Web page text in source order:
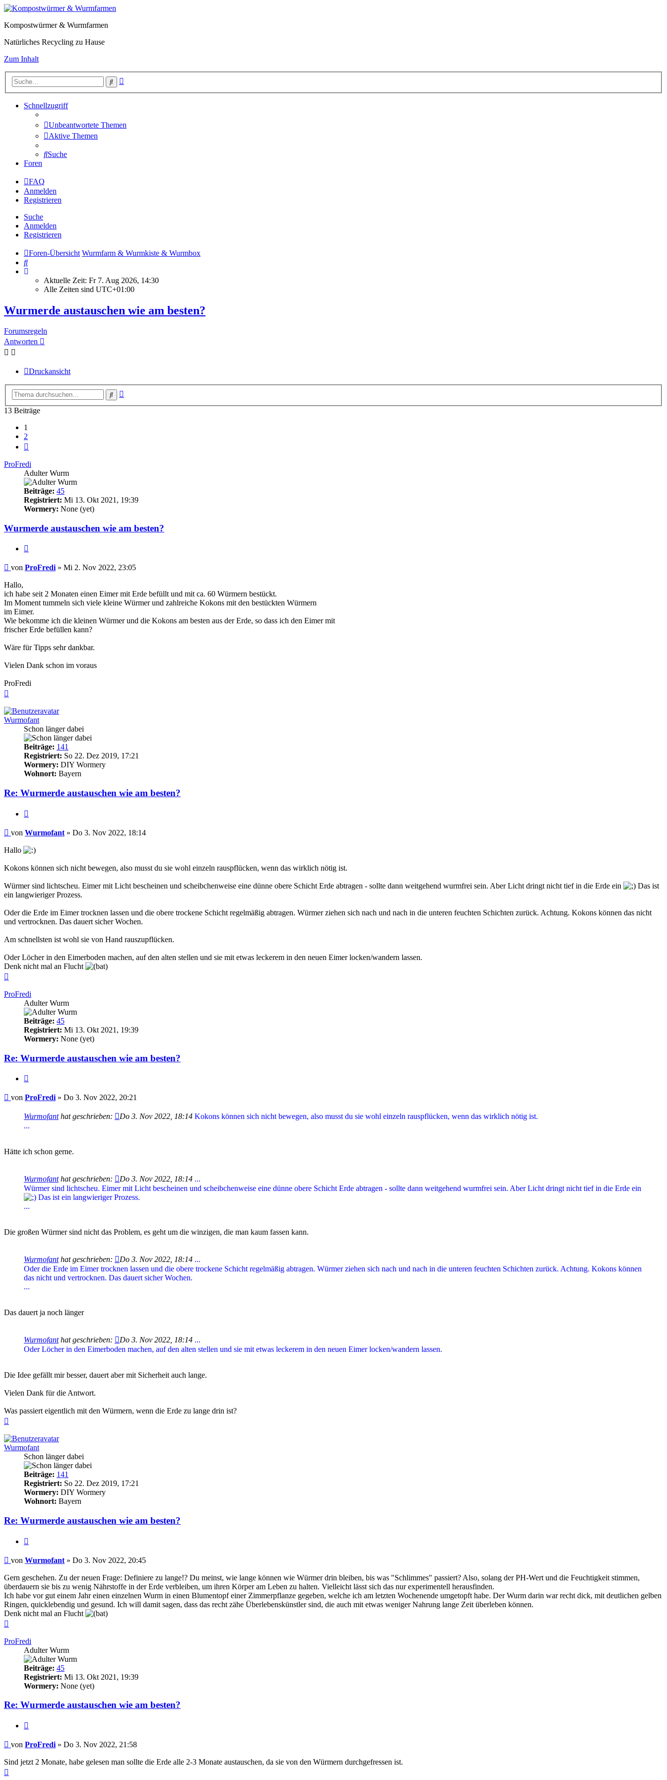
Kompostwürmer & Wurmfarmen
Natürliches Recycling zu Hause
Zum Inhalt
Suche
Schnellzugriff
Unbeantwortete Themen
Aktive Themen
Suche
Foren
FAQ
Anmelden
Registrieren
Suche
Anmelden
Registrieren
Foren-Übersicht Wurmfarm & Wurmkiste & Wurmbox
Suche
Aktuelle Zeit: Fr 7. Aug 2026, 14:30
Alle Zeiten sind UTC+01:00
Wurmerde austauschen wie am besten?
Forumsregeln
Antworten
Druckansicht
Suche
13 Beiträge
1
2
ProFredi
Adulter Wurm
Beiträge: 45
Registriert: Mi 13. Okt 2021, 19:39
Wormery: None (yet)
Wurmerde austauschen wie am besten?
Beitrag
von ProFredi» Mi 2. Nov 2022, 23:05
Hallo,
ich habe seit 2 Monaten einen Eimer mit Erde befüllt und mit ca. 60 Würmern bestückt.
Im Moment tummeln sich viele kleine Würmer und zahlreiche Kokons mit den bestückten Würmern
im Eimer.
Wie bekomme ich die kleinen Würmer und die Kokons am besten aus der Erde, so dass ich den Eimer mit
frischer Erde befüllen kann?
Wäre für Tipps sehr dankbar.
Vielen Dank schon im voraus
ProFredi
Wurmofant
Schon länger dabei
Beiträge: 141
Registriert: So 22. Dez 2019, 17:21
Wormery: DIY Wormery
Wohnort: Bayern
Re: Wurmerde austauschen wie am besten?
Beitrag
von Wurmofant » Do 3. Nov 2022, 18:14
Hallo
Kokons können sich nicht bewegen, also musst du sie wohl einzeln rauspflücken, wenn das wirklich nötig ist.
Würmer sind lichtscheu. Eimer mit Licht bescheinen und scheibchenweise eine dünne obere Schicht Erde abtragen - sollte dann weitgehend wurmfrei sein. Aber Licht dringt nicht tief in die Erde ein
Das ist
ein langwieriger Prozess.
Oder die Erde im Eimer trocknen lassen und die obere trockene Schicht regelmäßig abtragen. Würmer ziehen sich nach und nach in die unteren feuchten Schichten zurück. Achtung. Kokons können das nicht
und vertrocknen. Das dauert sicher Wochen.
Am schnellsten ist wohl sie von Hand rauszupflücken.
Oder Löcher in den Eimerboden machen, auf den alten stellen und sie mit etwas leckerem in den neuen Eimer locken/wandern lassen.
Denk nicht mal an Flucht
ProFredi
Adulter Wurm
Beiträge: 45
Registriert: Mi 13. Okt 2021, 19:39
Wormery: None (yet)
Re: Wurmerde austauschen wie am besten?
Beitrag
von ProFredi » Do 3. Nov 2022, 20:21
Wurmofanthat geschrieben: Do 3. Nov 2022, 18:14 Kokons können sich nicht bewegen, also musst du sie wohl einzeln rauspflücken, wenn das wirklich nötig ist.
...
Hätte ich schon gerne.
Wurmofanthat geschrieben: Do 3. Nov 2022, 18:14 ...
Würmer sind lichtscheu. Eimer mit Licht bescheinen und scheibchenweise eine dünne obere Schicht Erde abtragen - sollte dann weitgehend wurmfrei sein. Aber Licht dringt nicht tief in die Erde ein
Das ist ein langwieriger Prozess.
...
Die großen Würmer sind nicht das Problem, es geht um die winzigen, die man kaum fassen kann.
Wurmofanthat geschrieben: Do 3. Nov 2022, 18:14 ...
Oder die Erde im Eimer trocknen lassen und die obere trockene Schicht regelmäßig abtragen. Würmer ziehen sich nach und nach in die unteren feuchten Schichten zurück. Achtung. Kokons können
das nicht und vertrocknen. Das dauert sicher Wochen.
...
Das dauert ja noch länger
Wurmofanthat geschrieben: Do 3. Nov 2022, 18:14 ...
Oder Löcher in den Eimerboden machen, auf den alten stellen und sie mit etwas leckerem in den neuen Eimer locken/wandern lassen.
Die Idee gefällt mir besser, dauert aber mit Sicherheit auch lange.
Vielen Dank für die Antwort.
Was passiert eigentlich mit den Würmern, wenn die Erde zu lange drin ist?
Wurmofant
Schon länger dabei
Beiträge: 141
Registriert: So 22. Dez 2019, 17:21
Wormery: DIY Wormery
Wohnort: Bayern
Re: Wurmerde austauschen wie am besten?
Beitrag
von Wurmofant » Do 3. Nov 2022, 20:45
Gern geschehen. Zu der neuen Frage: Definiere zu lange!? Du meinst, wie lange können wie Würmer drin bleiben, bis was "Schlimmes" passiert? Also, solang der PH-Wert und die Feuchtigkeit stimmen,
überdauern sie bis zu wenig Nährstoffe in der Erde verbleiben, um ihren Körper am Leben zu halten. Vielleicht lässt sich das nur experimentell herausfinden.
Ich habe vor gut einem Jahr einen einzelnen Wurm in einen Blumentopf einer Zimmerpflanze gegeben, welche ich am letzten Wochenende umgetopft habe. Der Wurm darin war recht dick, mit deutlichen gelben
Ringen, quicklebendig und gesund. Ich will damit sagen, dass das recht zähe Überlebenskünstler sind, die auch mit etwas weniger Nahrung lange Zeit überleben können.
Denk nicht mal an Flucht
ProFredi
Adulter Wurm
Beiträge: 45
Registriert: Mi 13. Okt 2021, 19:39
Wormery: None (yet)
Re: Wurmerde austauschen wie am besten?
Beitrag
von ProFredi » Do 3. Nov 2022, 21:58
Sind jetzt 2 Monate, habe gelesen man sollte die Erde alle 2-3 Monate austauschen, da sie von den Würmern durchgefressen ist.